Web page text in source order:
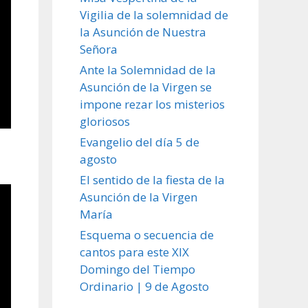
Vigilia de la solemnidad de
la Asunción de Nuestra
Señora
Ante la Solemnidad de la
Asunción de la Virgen se
impone rezar los misterios
gloriosos
Evangelio del día 5 de
agosto
El sentido de la fiesta de la
Asunción de la Virgen
María
Esquema o secuencia de
cantos para este XIX
Domingo del Tiempo
Ordinario | 9 de Agosto